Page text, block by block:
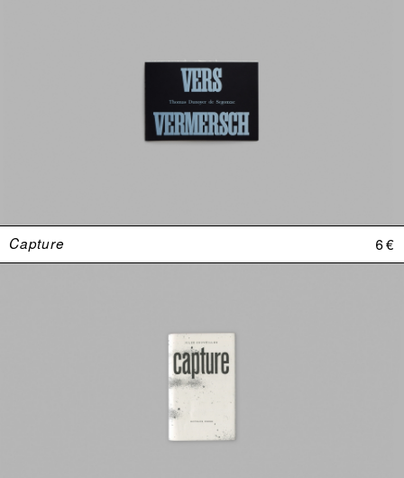
Capture 6 €